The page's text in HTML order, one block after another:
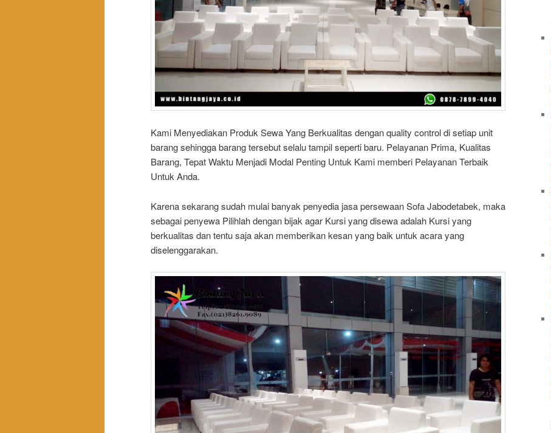
Kami Menyediakan Produk Sewa Yang Berkualitas dengan quality control di setiap unit
barang sehingga barang tersebut selalu tampil seperti baru. Pelayanan Prima, Kualitas
Barang, Tepat Waktu Menjadi Modal Penting Untuk Kami memberi Pelayanan Terbaik
Untuk Anda.
Karena sekarang sudah mulai banyak penyedia jasa persewaan Sofa Jabodetabek, maka
sebagai penyewa Pilihlah dengan bijak agar Kursi yang disewa adalah Kursi yang
berkualitas dan tentu saja akan memberikan kesan yang baik untuk acara yang
diselenggarakan.